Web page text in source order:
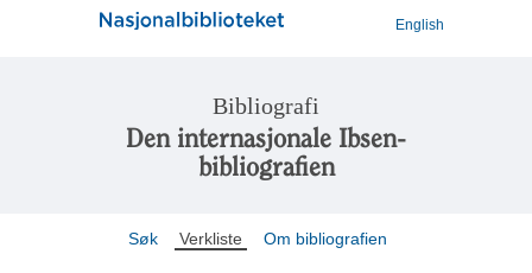
English
Bibliografi
Den internasjonale Ibsen-
bibliografien
Søk Verkliste Om bibliografien